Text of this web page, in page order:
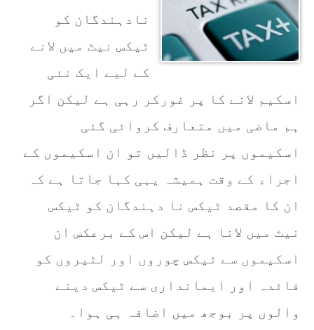
نادہندگان کو
ٹیکس نیٹ میں لانے
کے لیے ایک نئی
اسکیم لانے کا پر غورکر رہی ہے لیکن اگر
ہم ماضی میں متعارف کروائی گئی
اسکیموں پر نظر ڈالیں تو ان اسکیموں کے
اجراء کے وقت ہمیشہ یہی کہا جاتا ہے کہ
ان کا مقصد ٹیکس نا دہندگان کو ٹیکس
نیٹ میں لانا ہے لیکن اس کے برعکس ان
اسکیموں سے ٹیکس چوروں اور لٹیروں کو
فائدہ اور ایمانداری سے ٹیکس دینے
والوں پر بوجھ میں اضافہ ہی ہوا۔